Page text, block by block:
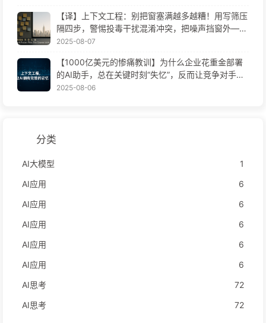
【译】上下文工程：别把窗塞满越多越糟！用写筛压
隔四步，警惕投毒干扰混淆冲突，把噪声挡窗外——
慢慢学AI170
2025-08-07
【1000亿美元的惨痛教训】为什么企业花重金部署
的AI助手，总在关键时刻“失忆”，反而让竞争对手实
现90%性能提升？——慢慢学AI169
2025-08-06
分类
AI大模型
1
AI应用
6
AI应用
6
AI应用
6
AI应用
6
AI应用
6
AI思考
72
AI思考
72